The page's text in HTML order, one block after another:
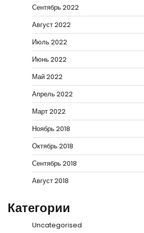
Сентябрь 2022
Август 2022
Июль 2022
Июнь 2022
Май 2022
Апрель 2022
Март 2022
Ноябрь 2018
Октябрь 2018
Сентябрь 2018
Август 2018
Категории
Uncategorised